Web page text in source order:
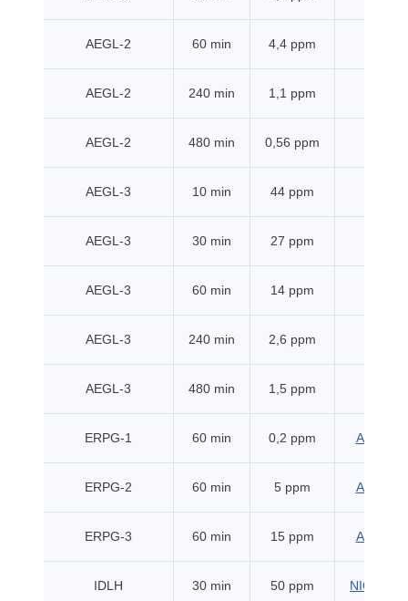
AEGL-2 60 min 4,4 ppm
AEGL-2 240 min 1,1 ppm
AEGL-2 480 min 0,56 ppm
AEGL-3 10 min 44 ppm
AEGL-3 30 min 27 ppm
AEGL-3 60 min 14 ppm
AEGL-3 240 min 2,6 ppm
AEGL-3 480 min 1,5 ppm
ERPG-1 60 min 0,2 ppm AIHA
ERPG-2 60 min 5 ppm AIHA
ERPG-3 60 min 15 ppm AIHA
IDLH 30 min 50 ppm NIOSH